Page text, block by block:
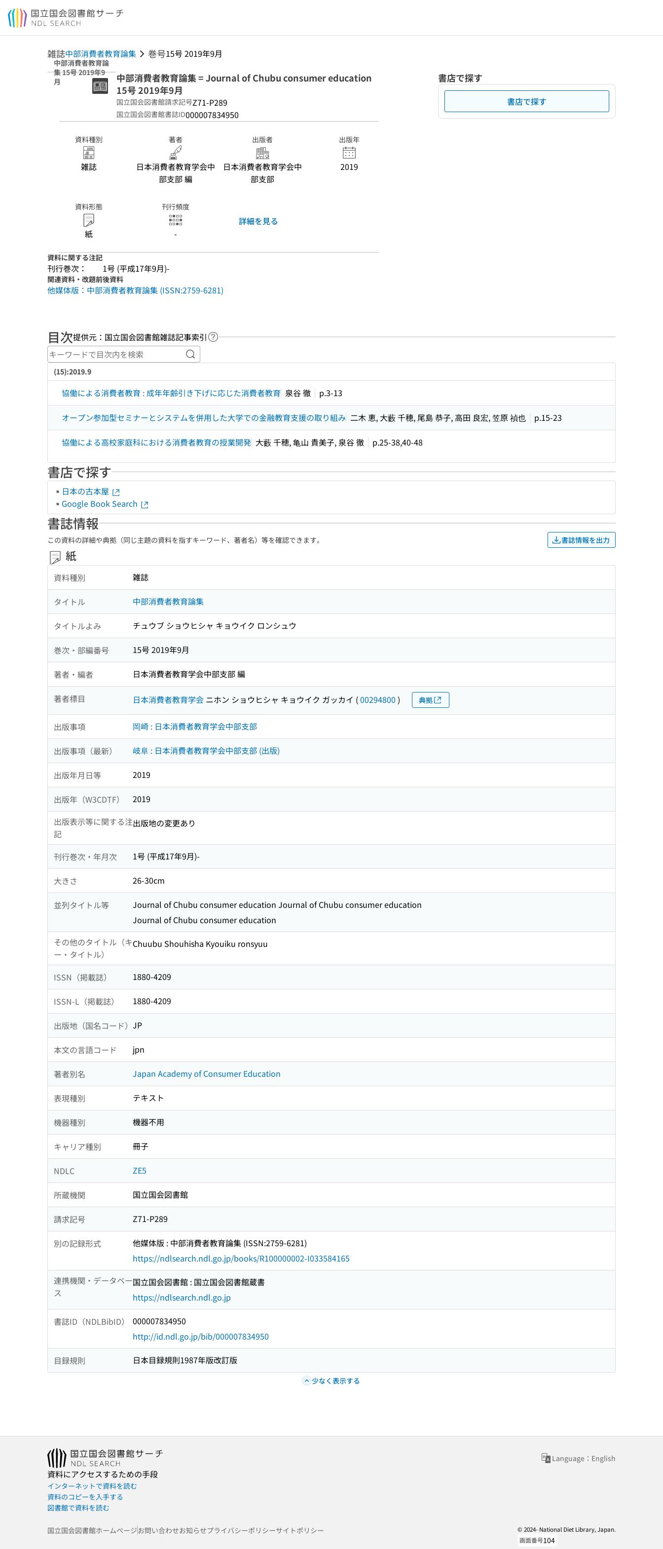
本文へ移動
雑誌中部消費者教育論集 巻号15号 2019年9月
中部消費者教育論
集 15号 2019年9
月
中部消費者教育論集 = Journal of Chubu consumer education
15号 2019年9月
国立国会図書館請求記号Z71-P289
国立国会図書館書誌ID000007834950
資料種別
雑誌
著者
日本消費者教育学会中
部支部 編
出版者
日本消費者教育学会中
部支部
出版年
2019
資料形態
紙
刊行頻度
-
詳細を見る
資料に関する注記
刊行巻次： 1号 (平成17年9月)-
関連資料・改題前後資料
他媒体版：中部消費者教育論集 (ISSN:2759-6281)
書店で探す
書店で探す
目次提供元：国立国会図書館雑誌記事索引 ヘルプページへのリンク
キーワードで目次内を検索
(15):2019.9
協働による消費者教育 : 成年年齢引き下げに応じた消費者教育 泉谷 徹 p.3-13
オープン参加型セミナーとシステムを併用した大学での金融教育支援の取り組み 二木 恵, 大藪 千穂, 尾島 恭子, 高田 良宏, 笠原 禎也 p.15-23
協働による高校家庭科における消費者教育の授業開発 大藪 千穂, 亀山 貴美子, 泉谷 徹 p.25-38,40-48
書店で探す
日本の古本屋
Google Book Search
書誌情報
この資料の詳細や典拠（同じ主題の資料を指すキーワード、著者名）等を確認できます。 書誌情報を出力
紙
資料種別 雑誌
タイトル 中部消費者教育論集
タイトルよみ チュウブ ショウヒシャ キョウイク ロンシュウ
巻次・部編番号 15号 2019年9月
著者・編者 日本消費者教育学会中部支部 編
著者標目 日本消費者教育学会 ニホン ショウヒシャ キョウイク ガッカイ (00294800 ) 典拠
出版事項 岡崎 : 日本消費者教育学会中部支部
出版事項（最新） 岐阜 : 日本消費者教育学会中部支部 (出版)
出版年月日等 2019
出版年（W3CDTF）
2019
出版表示等に関する注
記
出版地の変更あり
刊行巻次・年月次 1号 (平成17年9月)-
大きさ 26-30cm
並列タイトル等
Journal of Chubu consumer education Journal of Chubu consumer education
Journal of Chubu consumer education
その他のタイトル（キ
ー・タイトル）
Chuubu Shouhisha Kyouiku ronsyuu
ISSN（掲載誌） 1880-4209
ISSN-L（掲載誌） 1880-4209
出版地（国名コード） JP
本文の言語コード jpn
著者別名 Japan Academy of Consumer Education
表現種別 テキスト
機器種別 機器不用
キャリア種別 冊子
NDLC ZE5
所蔵機関 国立国会図書館
請求記号 Z71-P289
別の記録形式
他媒体版 : 中部消費者教育論集 (ISSN:2759-6281)
https://ndlsearch.ndl.go.jp/books/R100000002-I033584165
連携機関・データベー
ス
国立国会図書館 : 国立国会図書館蔵書
https://ndlsearch.ndl.go.jp
書誌ID（NDLBibID）
000007834950
http://id.ndl.go.jp/bib/000007834950
目録規則 日本目録規則1987年版改訂版
少なく表示する
Language：English
資料にアクセスするための手段
インターネットで資料を読む
資料のコピーを入手する
図書館で資料を読む
国立国会図書館ホームページお問い合わせお知らせプライバシーポリシーサイトポリシー
© 2024- National Diet Library, Japan.
画面番号104